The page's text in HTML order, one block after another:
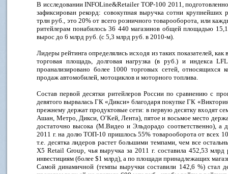
В исследовании INFOLine&Retailer TOP-100 2011,
зафиксирован рекорд: совокупная выручка сотни
трлн руб., это 20% от всего розничного товарооборота, или
ритейлерам понабилось 36 440 магазинов общей площадью
вырос до 6 млрд руб. (с 5,3 млрд руб. в 2010-м).
Лидеры рейтинга определялись исходя из таких показателей,
торговая площадь, долговая нагрузка (в руб.) и индекса
проанализировано более 1000 торговых сетей, относящихся
продаж автомобилей, мотоциклов и моторного топлива.
Состав первой десятки ритейлеров России по сравнению с
девятого вырвалась ГК «Дикси» благодаря покупке ГК
прежнему держат продуктовые сети: в первую десятку входят
Ашан, Метро, Дикси, О’Кей, Лента), пятое и восьмое место
достаточно высока (М.Видео и Эльдорадо соответственно), а
2011 г. на долю ТОП-10 пришлось 55% товарооборота от всех
т.е. десятка лидеров растет большими темпами, чем все
X5 Retail Group, чья выручка за 2011 г. составила 452,53
инвестициям (более $1 млрд), а по площади принадлежащих
Самой динамичной (темпы выручки составили 142,6 %) стал